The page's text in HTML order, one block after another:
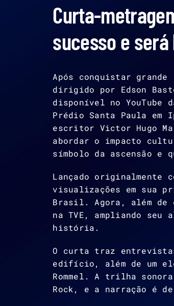
Curta-
sucesso e
Após conquistar
dirigido por Edson
disponível no
Prédio Santa Paula em
escritor Victor Hugo
abordar o impacto
símbolo da ascensão e
Lançado
visualizações em sua
Brasil. Agora, além de
na TVE, ampliando seu
história.
O curta traz
edifício, além de um
Rommel. A trilha sonora
Rock, e a narração é